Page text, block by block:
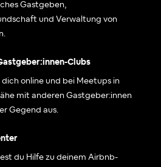
Gastgeben,
und Verwaltung von
Clubs
dich online und bei Meetups in
mit anderen Gastgeber:innen
Gegend aus.
du Hilfe zu deinem Airbnb-